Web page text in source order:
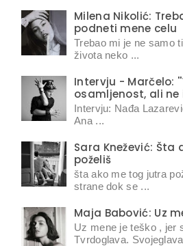
Milena Nikolić:
podneti mene celu
Trebao mi je ne samo
života neko ...
Intervju - Marčelo:
osamljenost, ali
Intervju: Nađa
Ana ...
Sara Knežević:
poželiš
šta ako me tog jutra
strane dok se ...
Maja Babović: Uz
Uz mene je teško , jer
Tvrdoglava.